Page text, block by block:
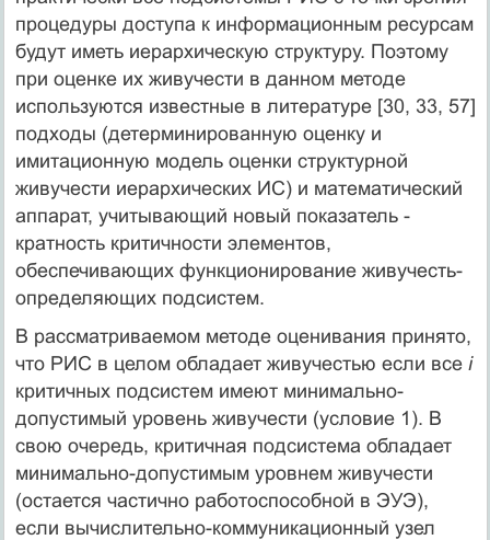
процедуры доступа к информационным ресурсам
будут иметь иерархическую структуру. Поэтому
при оценке их живучести в данном методе
используются известные в литературе [30, 33, 57]
подходы (детерминированную оценку и
имитационную модель оценки структурной
живучести иерархических ИС) и математический
аппарат, учитывающий новый показатель -
кратность критичности элементов,
обеспечивающих функционирование живучесть-
определяющих подсистем.
В рассматриваемом методе оценивания принято,
что РИС в целом обладает живучестью если все i
критичных подсистем имеют минимально-
допустимый уровень живучести (условие 1). В
свою очередь, критичная подсистема обладает
минимально-допустимым уровнем живучести
(остается частично работоспособной в ЭУЭ),
если вычислительно-коммуникационный узел